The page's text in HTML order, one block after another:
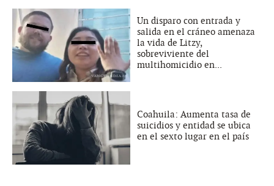
Un disparo con entrada y
salida en el cráneo amenaza
la vida de Litzy,
sobreviviente del
multihomicidio en...
Coahuila: Aumenta tasa de
suicidios y entidad se ubica
en el sexto lugar en el país